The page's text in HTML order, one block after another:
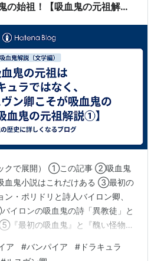
の始祖！【吸血鬼の元祖解説
クで展開） ①この記事 ②吸血鬼
血鬼小説はこれだけある ③最初の
・ポリドリと詩人バイロン卿、
イロンの吸血鬼の詩「異教徒」と
『最初の吸血鬼』と『醜い怪物』
の出版事情の闇、それに翻弄さ
ア #バンパイア # ドラキュラ